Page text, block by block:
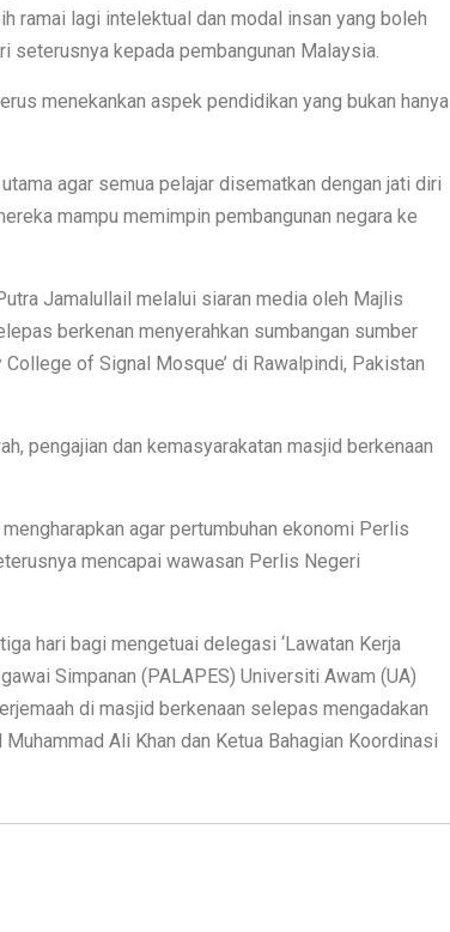
ramai lagi intelektual dan modal insan yang boleh
kepada pembangunan Malaysia.
menekankan aspek pendidikan yang bukan hanya
agar semua pelajar disematkan dengan jati diri
mampu memimpin pembangunan negara ke
Jamalullail melalui siaran media oleh Majlis
berkenan menyerahkan sumbangan sumber
of Signal Mosque’ di Rawalpindi, Pakistan
pengajian dan kemasyarakatan masjid berkenaan
agar pertumbuhan ekonomi Perlis
mencapai wawasan Perlis Negeri
hari bagi mengetuai delegasi ‘Lawatan Kerja
Simpanan (PALAPES) Universiti Awam (UA)
di masjid berkenaan selepas mengadakan
Ali Khan dan Ketua Bahagian Koordinasi